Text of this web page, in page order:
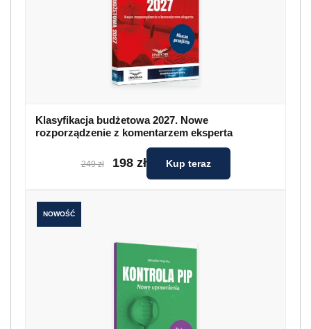
Klasyfikacja budżetowa 2027. Nowe
rozporządzenie z komentarzem eksperta
249 zł 198 zł Kup teraz
NOWOŚĆ